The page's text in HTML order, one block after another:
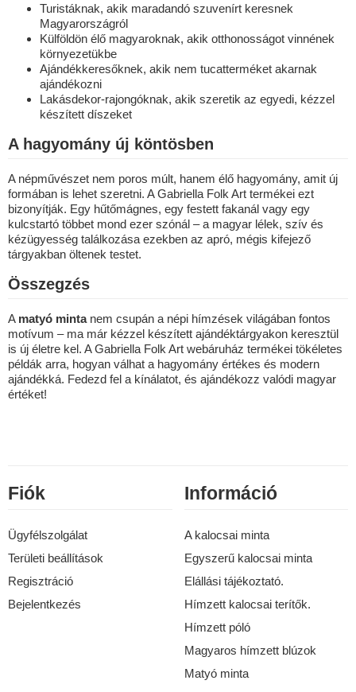
Turistáknak, akik maradandó szuvenírt keresnek
Magyarországról
Külföldön élő magyaroknak, akik otthonosságot vinnének
környezetükbe
Ajándékkeresőknek, akik nem tucatterméket akarnak
ajándékozni
Lakásdekor-rajongóknak, akik szeretik az egyedi, kézzel
készített díszeket
A hagyomány új köntösben
A népművészet nem poros múlt, hanem élő hagyomány, amit új
formában is lehet szeretni. A Gabriella Folk Art termékei ezt
bizonyítják. Egy hűtőmágnes, egy festett fakanál vagy egy
kulcstartó többet mond ezer szónál – a magyar lélek, szív és
kézügyesség találkozása ezekben az apró, mégis kifejező
tárgyakban öltenek testet.
Összegzés
A matyó mintanem csupán a népi hímzések világában fontos
motívum – ma már kézzel készített ajándéktárgyakon keresztül
is új életre kel. A Gabriella Folk Art webáruház termékei tökéletes
példák arra, hogyan válhat a hagyomány értékes és modern
ajándékká. Fedezd fel a kínálatot, és ajándékozz valódi magyar
értéket!
Fiók
Ügyfélszolgálat
Területi beállítások
Regisztráció
Bejelentkezés
Információ
A kalocsai minta
Egyszerű kalocsai minta
Elállási tájékoztató.
Hímzett kalocsai terítők.
Hímzett póló
Magyaros hímzett blúzok
Matyó minta